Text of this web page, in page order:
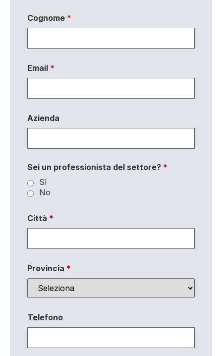
Cognome *
Email *
Azienda
Sei un professionista del settore? *
Sì
No
Città *
Provincia *
Telefono